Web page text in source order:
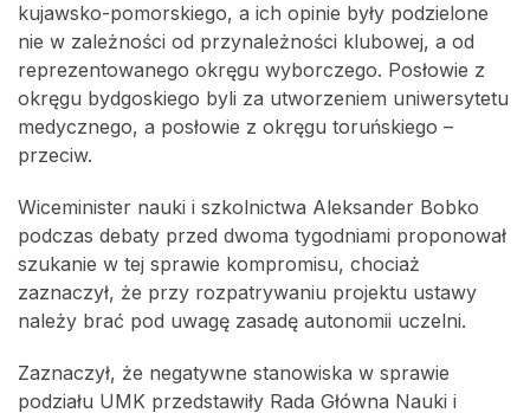
kujawsko-pomorskiego, a ich opinie były podzielone
nie w zależności od przynależności klubowej, a od
reprezentowanego okręgu wyborczego. Posłowie z
okręgu bydgoskiego byli za utworzeniem uniwersytetu
medycznego, a posłowie z okręgu toruńskiego –
przeciw.
Wiceminister nauki i szkolnictwa Aleksander Bobko
podczas debaty przed dwoma tygodniami proponował
szukanie w tej sprawie kompromisu, chociaż
zaznaczył, że przy rozpatrywaniu projektu ustawy
należy brać pod uwagę zasadę autonomii uczelni.
Zaznaczył, że negatywne stanowiska w sprawie
podziału UMK przedstawiły Rada Główna Nauki i